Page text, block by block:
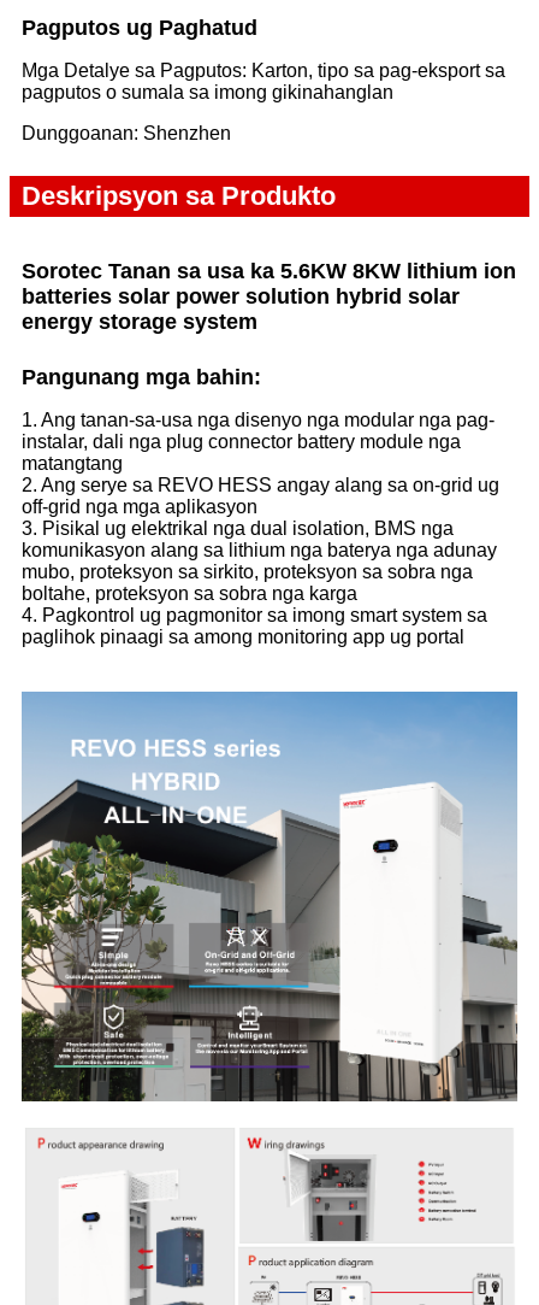
Pagputos ug Paghatud
Mga Detalye sa Pagputos: Karton, tipo sa pag-eksport sa
pagputos o sumala sa imong gikinahanglan
Dunggoanan: Shenzhen
Deskripsyon sa Produkto
Sorotec Tanan sa usa ka 5.6KW 8KW lithium ion
batteries solar power solution hybrid solar
energy storage system
Pangunang mga bahin:
1. Ang tanan-sa-usa nga disenyo nga modular nga pag-
instalar, dali nga plug connector battery module nga
matangtang
2. Ang serye sa REVO HESS angay alang sa on-grid ug
off-grid nga mga aplikasyon
3. Pisikal ug elektrikal nga dual isolation, BMS nga
komunikasyon alang sa lithium nga baterya nga adunay
mubo, proteksyon sa sirkito, proteksyon sa sobra nga
boltahe, proteksyon sa sobra nga karga
4. Pagkontrol ug pagmonitor sa imong smart system sa
paglihok pinaagi sa among monitoring app ug portal